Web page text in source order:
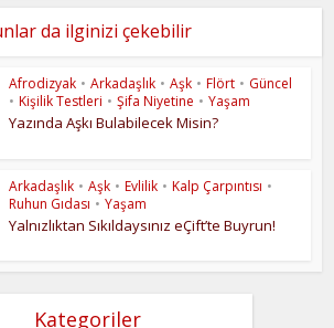
da ilginizi çekebilir
Afrodizyak • Arkadaşlık • Aşk • Flört • Güncel
• Kişilik Testleri • Şifa Niyetine • Yaşam
Yazında Aşkı Bulabilecek Misin?
Arkadaşlık • Aşk • Evlilik • Kalp Çarpıntısı •
Ruhun Gıdası • Yaşam
Yalnızlıktan Sıkıldaysınız eÇift’te Buyrun!
Kategoriler